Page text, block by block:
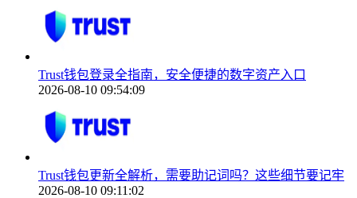
Trust钱包登录全指南，安全便捷的数字资产入口
2026-08-10 09:54:09
Trust钱包更新全解析，需要助记词吗？这些细节要记牢
2026-08-10 09:11:02